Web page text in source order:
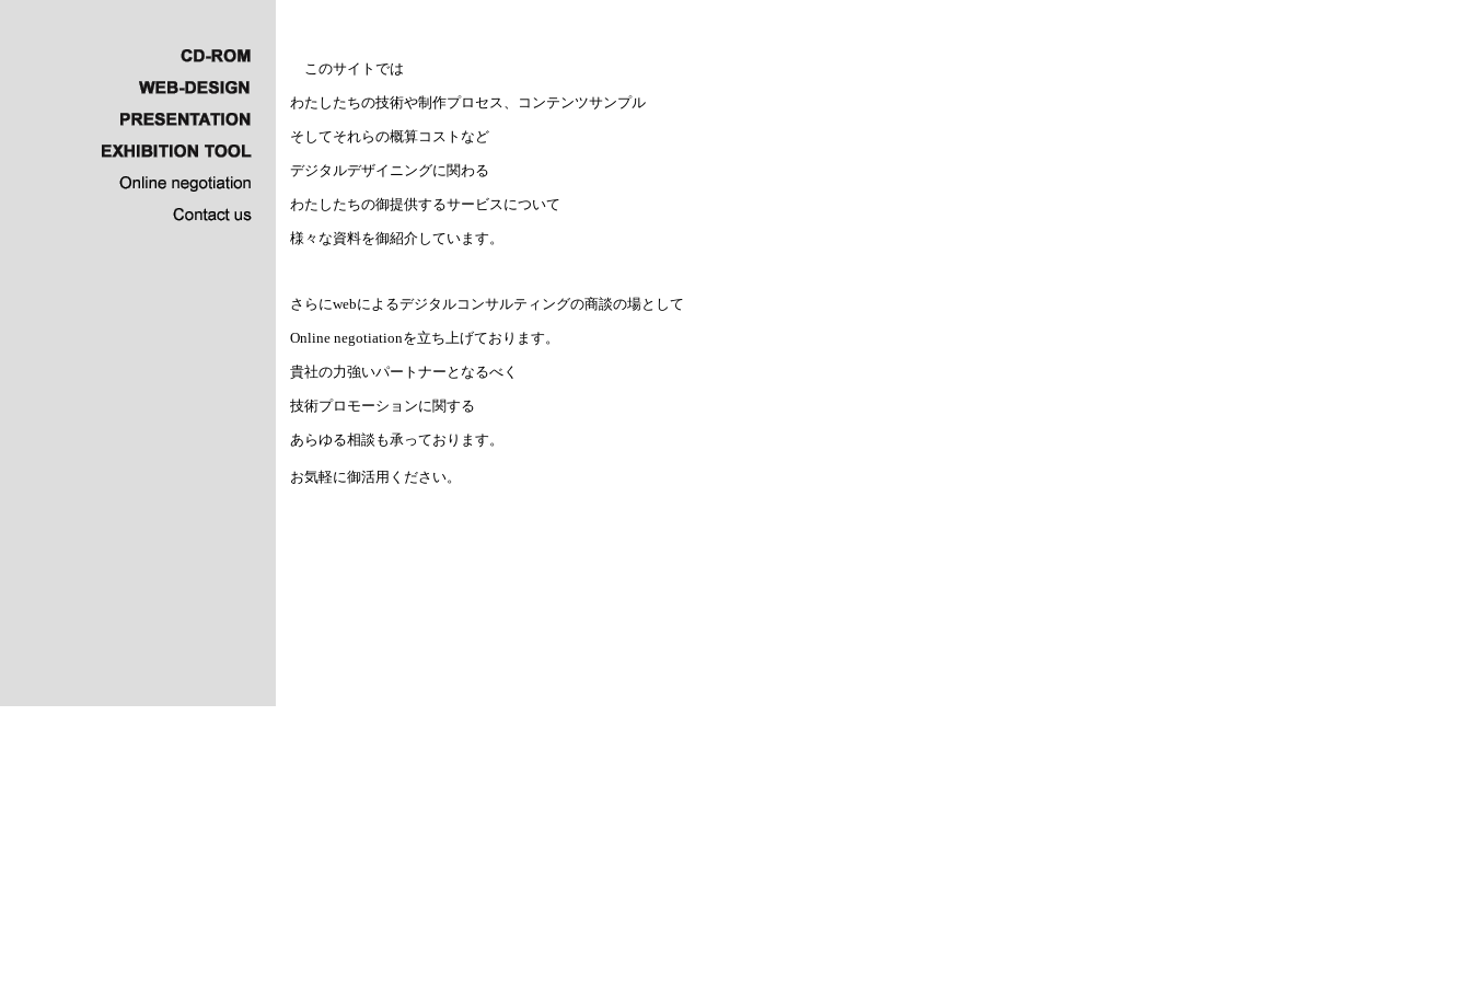
このサイトでは
わたしたちの技術や制作プロセス、コンテンツサンプル
そしてそれらの概算コストなど
デジタルデザイニングに関わる
わたしたちの御提供するサービスについて
様々な資料を御紹介しています。
さらにwebによるデジタルコンサルティングの商談の場として
Online negotiationを立ち上げております。
貴社の力強いパートナーとなるべく
技術プロモーションに関する
あらゆる相談も承っております。
お気軽に御活用ください。